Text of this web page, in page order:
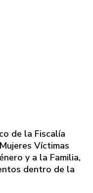
de la Fiscalía
Víctimas
y a la Familia,
dentro de la